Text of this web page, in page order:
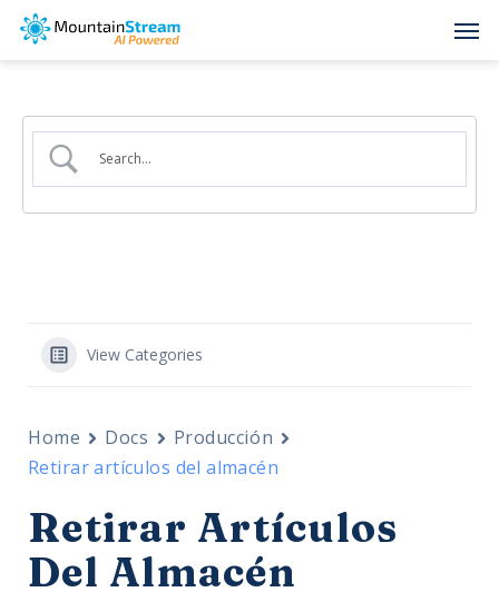
Skip
content
View Categories
Home Docs
Producción
Retirar artículos del almacén
Retirar Artículos
Del Almacén